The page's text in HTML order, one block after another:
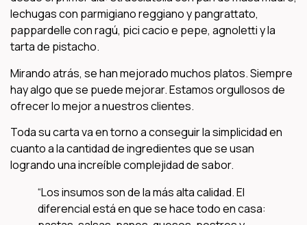
lechugas con parmigiano reggiano y pangrattato,
pappardelle con ragú, pici cacio e pepe, agnoletti y la
tarta de pistacho.
Mirando atrás, se han mejorado muchos platos. Siempre
hay algo que se puede mejorar. Estamos orgullosos de
ofrecer lo mejor a nuestros clientes.
Toda su carta va en torno a conseguir la simplicidad en
cuanto a la cantidad de ingredientes que se usan
logrando una increíble complejidad de sabor.
“Los insumos son de la más alta calidad. El
diferencial está en que se hace todo en casa: